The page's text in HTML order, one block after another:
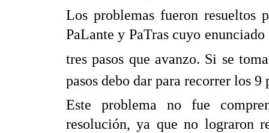
Los problemas fueron resueltos
PaLante y PaTras cuyo
tres pasos que avanzo. Si se
pasos debo dar para recorrer los
Este problema no fue
resolución, ya que no lograron